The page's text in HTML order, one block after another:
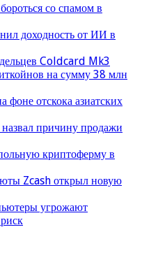
со спамом в
доходность от ИИ в
Coldcard Mk3
на сумму 38 млн
фоне отскока азиатских
причину продажи
криптоферму в
Zcash открыл новую
угрожают